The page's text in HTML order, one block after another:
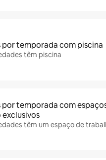
por temporada com piscina
têm piscina
por temporada com
têm um espaço de